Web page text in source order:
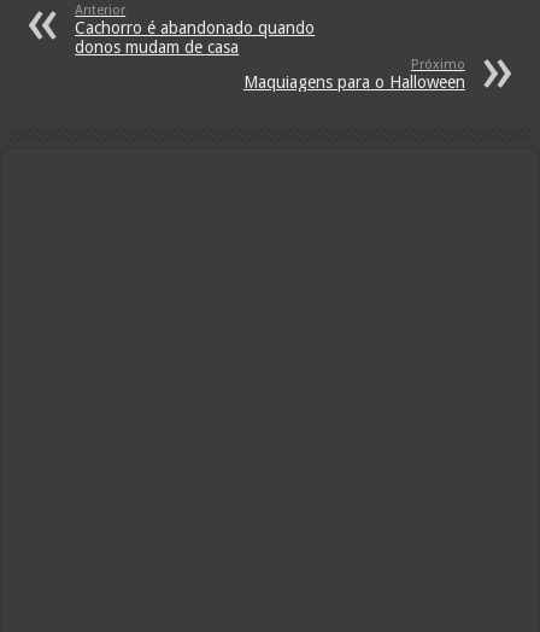
Anterior
Cachorro é abandonado quando
donos mudam de casa
Próximo
Maquiagens para o Halloween